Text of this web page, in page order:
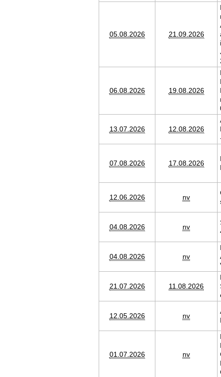
05.08.2026 21.09.2026
06.08.2026 19.08.2026
13.07.2026 12.08.2026
07.08.2026 17.08.2026
12.06.2026 nv
04.08.2026 nv
04.08.2026 nv
21.07.2026 11.08.2026
12.05.2026 nv
01.07.2026 nv